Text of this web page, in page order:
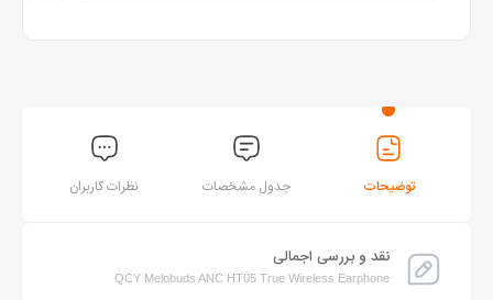
توضیحات جدول مشخصات نظرات کاربران
نقد و بررسی اجمالی
QCY Melobuds ANC HT05 True Wireless Earphone